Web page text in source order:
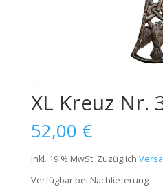
XL Kreuz Nr.
52,00 €
inkl. 19 % MwSt. Zuzüglich
Verfügbar bei Nachlieferung